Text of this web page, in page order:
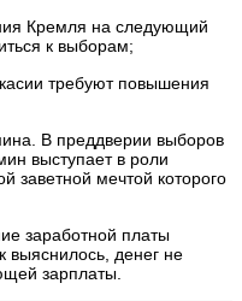
Кремля на следующий
к выборам;
требуют повышения
В преддверии выборов
выступает в роли
заветной мечтой которого
заработной платы
выяснилось, денег не
зарплаты.